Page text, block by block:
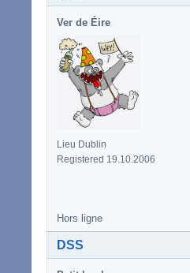
Ver de Éire
Lieu Dublin
Registered 19.10.2006
Hors ligne
DSS